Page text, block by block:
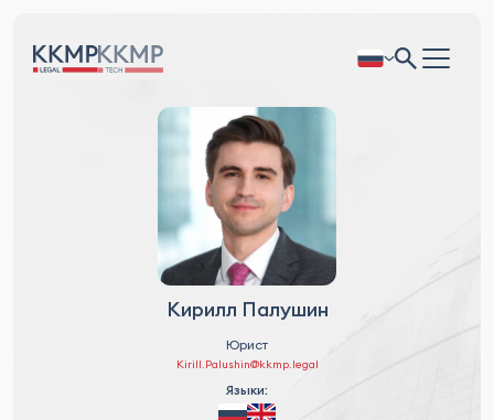
Кирилл Палушин
Юрист
Kirill.Palushin@kkmp.legal
Языки: